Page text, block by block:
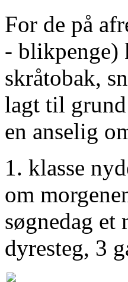
For de på
- blikpenge)
skråtobak,
lagt til
en anselig
1. klasse
om
søgnedag et
dyresteg, 3